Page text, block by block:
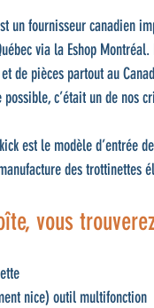
un fournisseur canadien
via la Eshop
de pièces partout au
c’était un de nos
est le modèle d’entrée
des trottinettes
vous
nice) outil multifonction